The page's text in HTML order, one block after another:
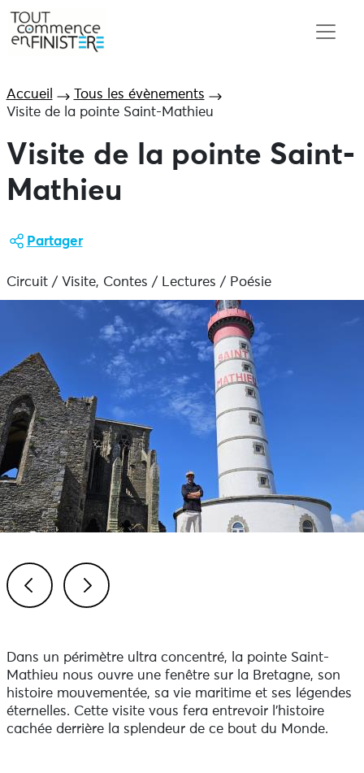
Accueil
Tous les évènements
Visite de la pointe Saint-Mathieu
Visite de la pointe Saint-
Mathieu
Partager
Circuit / Visite, Contes / Lectures / Poésie
Dans un périmètre ultra concentré, la pointe Saint-
Mathieu nous ouvre une fenêtre sur la Bretagne, son
histoire mouvementée, sa vie maritime et ses légendes
éternelles. Cette visite vous fera entrevoir l'histoire
cachée derrière la splendeur de ce bout du Monde.